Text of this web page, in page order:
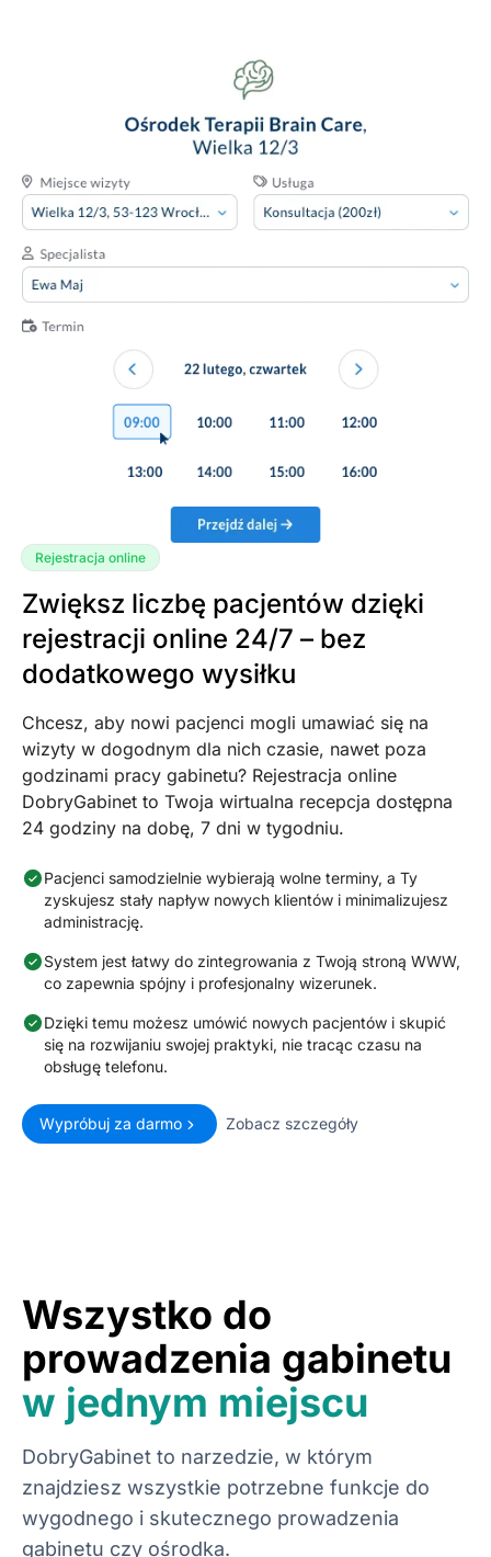
Rejestracja online
Zwiększ liczbę pacjentów dzięki
rejestracji online 24/7 – bez
dodatkowego wysiłku
Chcesz, aby nowi pacjenci mogli umawiać się na
wizyty w dogodnym dla nich czasie, nawet poza
godzinami pracy gabinetu? Rejestracja online
DobryGabinet to Twoja wirtualna recepcja dostępna
24 godziny na dobę, 7 dni w tygodniu.
Pacjenci samodzielnie wybierają wolne terminy, a Ty
zyskujesz stały napływ nowych klientów i minimalizujesz
administrację.
System jest łatwy do zintegrowania z Twoją stroną WWW,
co zapewnia spójny i profesjonalny wizerunek.
Dzięki temu możesz umówić nowych pacjentów i skupić
się na rozwijaniu swojej praktyki, nie tracąc czasu na
obsługę telefonu.
Wypróbuj za darmo Zobacz szczegóły
Wszystko do
prowadzenia gabinetu
w jednym miejscu
DobryGabinet to narzedzie, w którym
znajdziesz wszystkie potrzebne funkcje do
wygodnego i skutecznego prowadzenia
gabinetu czy ośrodka.